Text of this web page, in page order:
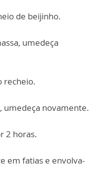
de beijinho.
umedeça
recheio.
umedeça novamente.
2 horas.
em fatias e envolva-